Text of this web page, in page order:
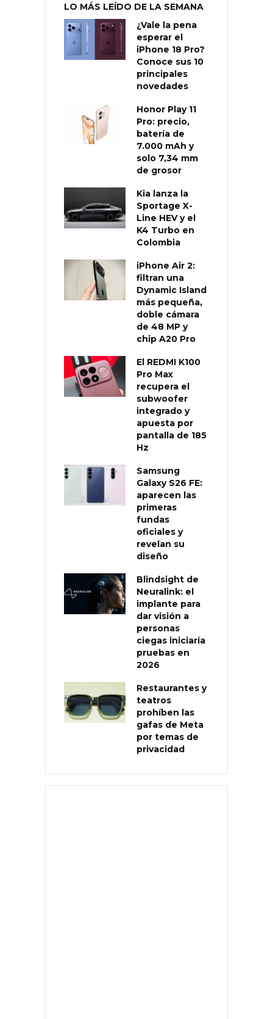
LO MÁS LEÍDO DE LA SEMANA
¿Vale la pena
esperar el
iPhone 18 Pro?
Conoce sus 10
principales
novedades
Honor Play 11
Pro: precio,
batería de
7.000 mAh y
solo 7,34 mm
de grosor
Kia lanza la
Sportage X-
Line HEV y el
K4 Turbo en
Colombia
iPhone Air 2:
filtran una
Dynamic Island
más pequeña,
doble cámara
de 48 MP y
chip A20 Pro
El REDMI K100
Pro Max
recupera el
subwoofer
integrado y
apuesta por
pantalla de 185
Hz
Samsung
Galaxy S26 FE:
aparecen las
primeras
fundas
oficiales y
revelan su
diseño
Blindsight de
Neuralink: el
implante para
dar visión a
personas
ciegas iniciaría
pruebas en
2026
Restaurantes y
teatros
prohíben las
gafas de Meta
por temas de
privacidad